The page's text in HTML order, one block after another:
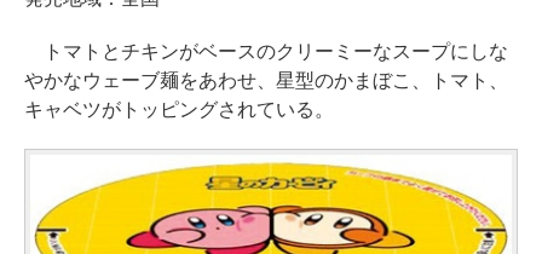
トマトとチキンがベースのクリーミーなスープにしな
やかなウェーブ麺をあわせ、星型のかまぼこ、トマト、
キャベツがトッピングされている。